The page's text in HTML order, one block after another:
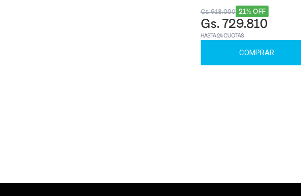
21% OFF
Gs. 918.000
Gs. 729.810
HASTA 24 CUOTAS
COMPRAR